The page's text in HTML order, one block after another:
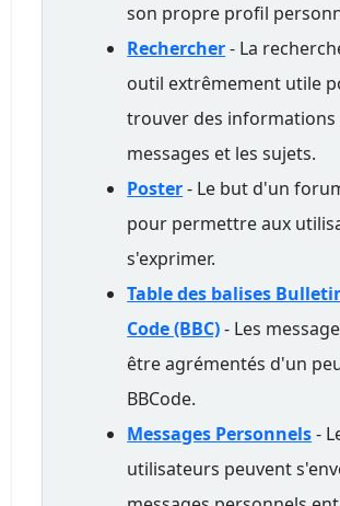
son propre profil
Rechercher- La
outil extrêmement utile
trouver des informations
messages et les sujets.
Poster- Le but d'un
pour permettre aux
s'exprimer.
Table des balises
Code (BBC)- Les
être agrémentés d'un
BBCode.
Messages Personnels-
utilisateurs peuvent